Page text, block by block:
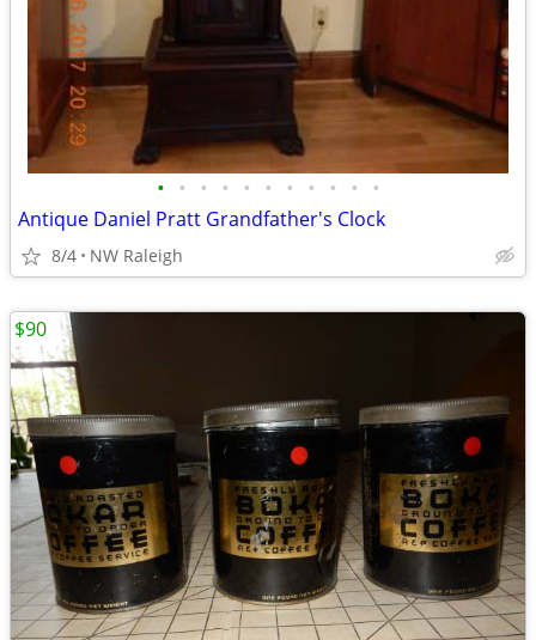
• • • • • • • • • • •
Antique Daniel Pratt Grandfather's Clock
8/4 NW Raleigh
$90